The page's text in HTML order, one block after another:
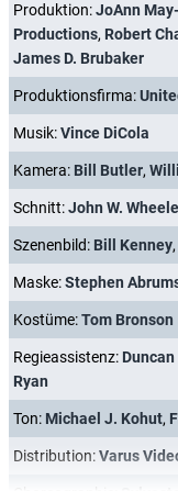
Produktion:JoAnn
Productions, Robert
James D. Brubaker
Produktionsfirma:
Musik:Vince DiCola
Kamera: Bill Butler,
Schnitt:John W.
Szenenbild: Bill Kenney,
Maske:Stephen
Kostüme:Tom Bronson
Regieassistenz:
Ryan
Ton: Michael J. Kohut,
Distribution:Varus